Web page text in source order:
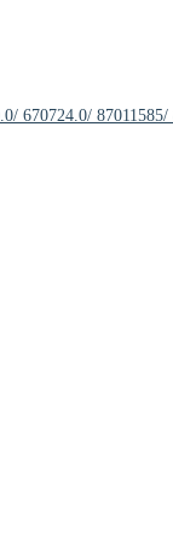
670724.0/